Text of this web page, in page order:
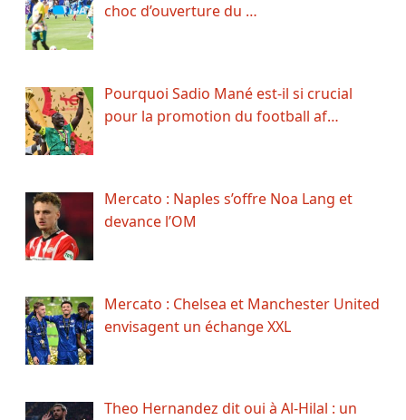
choc d’ouverture du …
Pourquoi Sadio Mané est-il si crucial
pour la promotion du football af…
Mercato : Naples s’offre Noa Lang et
devance l’OM
Mercato : Chelsea et Manchester United
envisagent un échange XXL
Theo Hernandez dit oui à Al-Hilal : un